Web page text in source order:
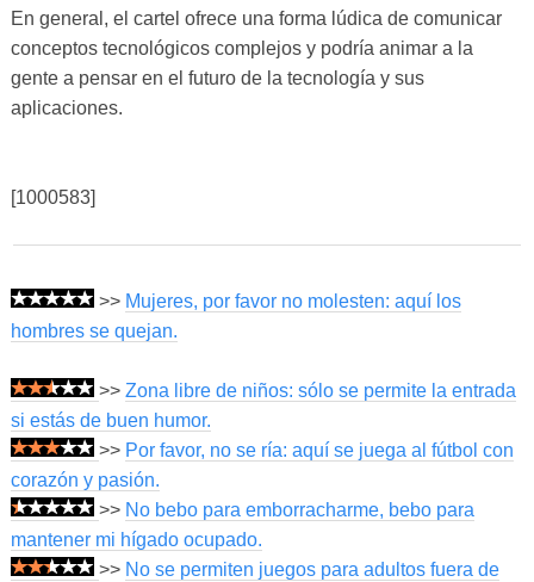
En general, el cartel ofrece una forma lúdica de comunicar
conceptos tecnológicos complejos y podría animar a la
gente a pensar en el futuro de la tecnología y sus
aplicaciones.
[1000583]
>> Mujeres, por favor no molesten: aquí los
hombres se quejan.
>> Zona libre de niños: sólo se permite la entrada
si estás de buen humor.
>> Por favor, no se ría: aquí se juega al fútbol con
corazón y pasión.
>> No bebo para emborracharme, bebo para
mantener mi hígado ocupado.
>> No se permiten juegos para adultos fuera de